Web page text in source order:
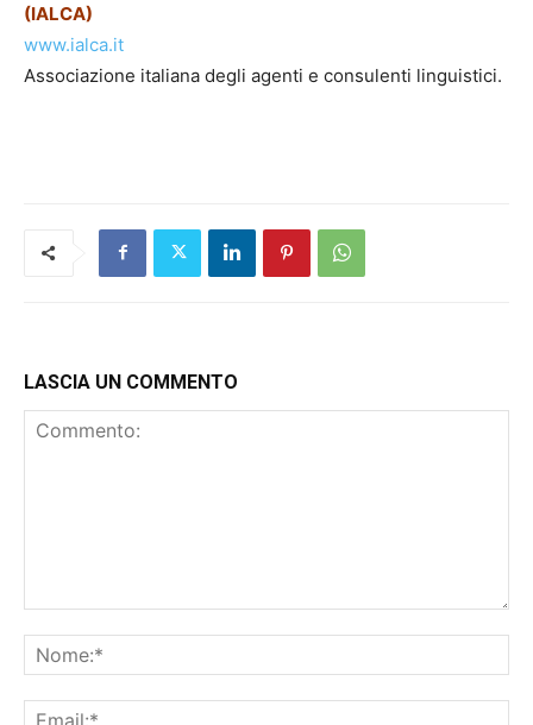
(IALCA)
www.ialca.it
Associazione italiana degli agenti e consulenti linguistici.
LASCIA UN COMMENTO